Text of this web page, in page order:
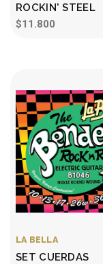
ROCKIN' STEEL
$11.800
LA BELLA
SET CUERDAS